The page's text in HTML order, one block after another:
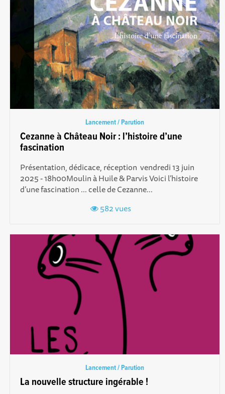
Lancement / Parution
Cezanne à Château Noir : l’histoire d’une
fascination
Présentation, dédicace, réception vendredi 13 juin
2025 - 18h00Moulin à Huile & Parvis Voici l’histoire
d’une fascination ... celle de Cezanne...
582 vues
Lancement / Parution
La nouvelle structure ingérable !